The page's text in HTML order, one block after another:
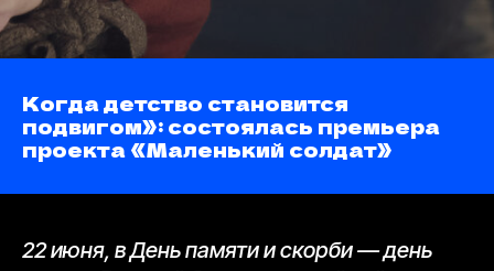
Когда детство становится
подвигом»: состоялась премьера
проекта «Маленький солдат»
22 июня, в День памяти и скорби — день